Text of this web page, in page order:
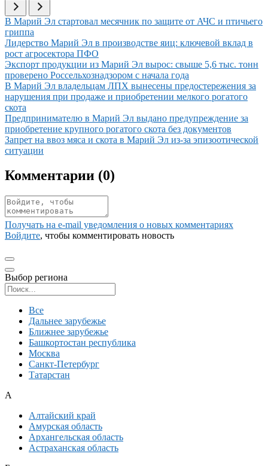
Иллюстрация новости
В Марий Эл стартовал месячник по защите от АЧС и птичьего
гриппа
Иллюстрация новости
Лидерство Марий Эл в производстве яиц: ключевой вклад в
рост агросектора ПФО
Иллюстрация новости
Экспорт продукции из Марий Эл вырос: свыше 5,6 тыс. тонн
проверено Россельхознадзором с начала года
Иллюстрация новости
В Марий Эл владельцам ЛПХ вынесены предостережения за
нарушения при продаже и приобретении мелкого рогатого
скота
Иллюстрация новости
Предпринимателю в Марий Эл выдано предупреждение за
приобретение крупного рогатого скота без документов
Иллюстрация новости
Запрет на ввоз мяса и скота в Марий Эл из-за эпизоотической
ситуации
Комментарии (0)
Получать на e‑mail уведомления о новых комментариях
Войдите, чтобы комментировать новость
Выбор региона
Все
Дальнее зарубежье
Ближнее зарубежье
Башкортостан республика
Москва
Санкт-Петербург
Татарстан
А
Алтайский край
Амурская область
Архангельская область
Астраханская область